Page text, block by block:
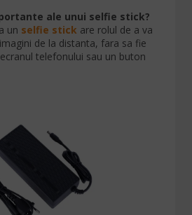
ale unui selfie stick?
un selfie stick are rolul de a va
de la distanta, fara sa fie
telefonului sau un buton